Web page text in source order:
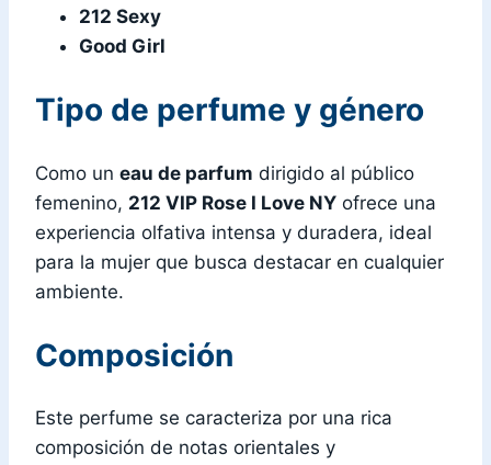
212 Sexy
Good Girl
Tipo de perfume y género
Como un eau de parfum dirigido al público
femenino, 212 VIP Rose I Love NY ofrece una
experiencia olfativa intensa y duradera, ideal
para la mujer que busca destacar en cualquier
ambiente.
Composición
Este perfume se caracteriza por una rica
composición de notas orientales y